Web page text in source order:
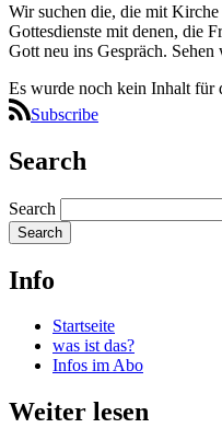
Wir suchen die, die mit
Gottesdienste mit denen, die
Gott neu ins Gespräch. Sehen
Es wurde noch kein Inhalt für
Subscribe
Search
Search
Info
Startseite
was ist das?
Infos im Abo
Weiter lesen